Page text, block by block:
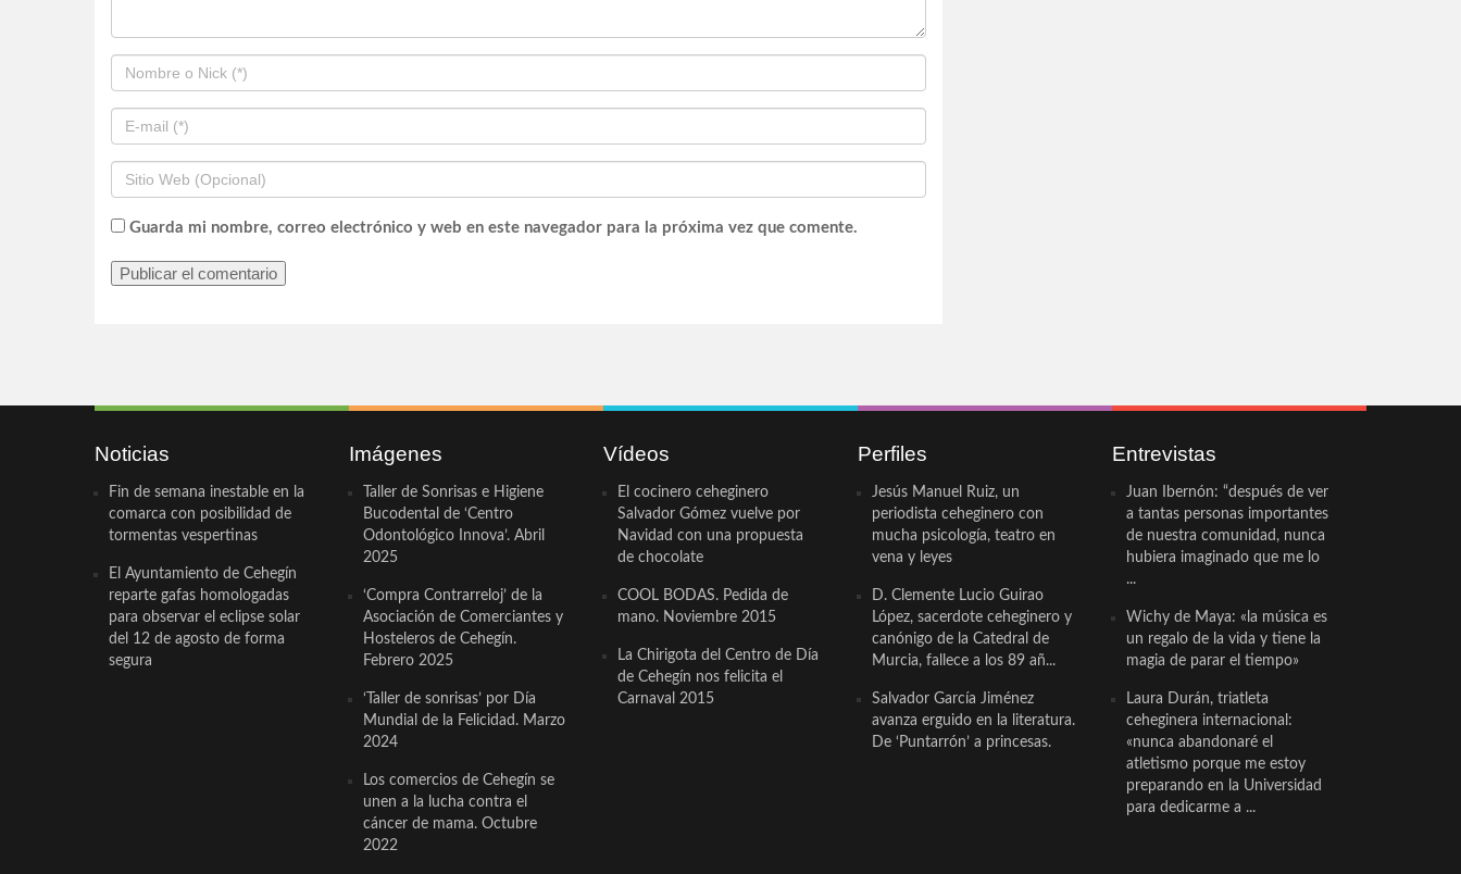
Guarda mi nombre, correo electrónico y web en este navegador para la próxima vez que comente.
Noticias
Fin de semana inestable en la
comarca con posibilidad de
tormentas vespertinas
El Ayuntamiento de Cehegín
reparte gafas homologadas
para observar el eclipse solar
del 12 de agosto de forma
segura
Imágenes
Taller de Sonrisas e Higiene
Bucodental de ‘Centro
Odontológico Innova’. Abril
2025
‘Compra Contrarreloj’ de la
Asociación de Comerciantes y
Hosteleros de Cehegín.
Febrero 2025
‘Taller de sonrisas’ por Día
Mundial de la Felicidad. Marzo
2024
Los comercios de Cehegín se
unen a la lucha contra el
cáncer de mama. Octubre
2022
Vídeos
El cocinero ceheginero
Salvador Gómez vuelve por
Navidad con una propuesta
de chocolate
COOL BODAS. Pedida de
mano. Noviembre 2015
La Chirigota del Centro de Día
de Cehegín nos felicita el
Carnaval 2015
Perfiles
Jesús Manuel Ruiz, un
periodista ceheginero con
mucha psicología, teatro en
vena y leyes
D. Clemente Lucio Guirao
López, sacerdote ceheginero y
canónigo de la Catedral de
Murcia, fallece a los 89 añ...
Salvador García Jiménez
avanza erguido en la literatura.
De ‘Puntarrón’ a princesas.
Entrevistas
Juan Ibernón: “después de ver
a tantas personas importantes
de nuestra comunidad, nunca
hubiera imaginado que me lo
...
Wichy de Maya: «la música es
un regalo de la vida y tiene la
magia de parar el tiempo»
Laura Durán, triatleta
ceheginera internacional:
«nunca abandonaré el
atletismo porque me estoy
preparando en la Universidad
para dedicarme a ...